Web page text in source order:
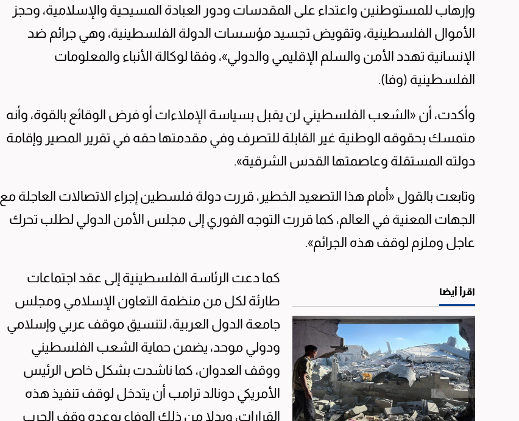
وإرهاب للمستوطنين واعتداء على المقدسات ودور العبادة المسيحية والإسلامية، وحجز
الأموال الفلسطينية، وتقويض تجسيد مؤسسات الدولة الفلسطينية، وهي جرائم ضد
الإنسانية تهدد الأمن والسلم الإقليمي والدولي»، وفقا لوكالة الأنباء والمعلومات
الفلسطينية (وفا).
وأكدت، أن «الشعب الفلسطيني لن يقبل بسياسة الإملاءات أو فرض الوقائع بالقوة، وأنه
متمسك بحقوقه الوطنية غير القابلة للتصرف وفي مقدمتها حقه في تقرير المصير وإقامة
دولته المستقلة وعاصمتها القدس الشرقية».
وتابعت بالقول «أمام هذا التصعيد الخطير، قررت دولة فلسطين إجراء الاتصالات العاجلة مع
الجهات المعنية في العالم، كما قررت التوجه الفوري إلى مجلس الأمن الدولي لطلب تحرك
عاجل وملزم لوقف هذه الجرائم».
اقرأ أيضا
كما دعت الرئاسة الفلسطينية إلى عقد اجتماعات
طارئة لكل من منظمة التعاون الإسلامي ومجلس
جامعة الدول العربية، لتنسيق موقف عربي وإسلامي
ودولي موحد، يضمن حماية الشعب الفلسطيني
ووقف العدوان، كما ناشدت بشكل خاص الرئيس
الأمريكي دونالد ترامب أن يتدخل لوقف تنفيذ هذه
القرارات، وبدلا من ذلك الوفاء بوعده وقف الحرب